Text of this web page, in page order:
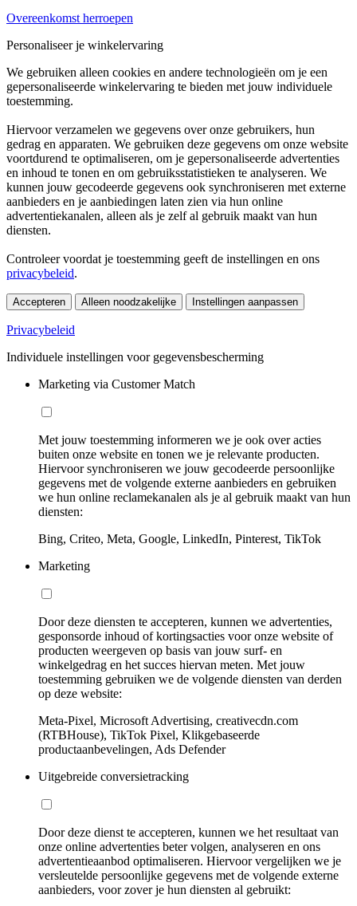
Overeenkomst herroepen
Personaliseer je winkelervaring
We gebruiken alleen cookies en andere technologieën om je een
gepersonaliseerde winkelervaring te bieden met jouw individuele
toestemming.
Hiervoor verzamelen we gegevens over onze gebruikers, hun
gedrag en apparaten. We gebruiken deze gegevens om onze website
voortdurend te optimaliseren, om je gepersonaliseerde advertenties
en inhoud te tonen en om gebruiksstatistieken te analyseren. We
kunnen jouw gecodeerde gegevens ook synchroniseren met externe
aanbieders en je aanbiedingen laten zien via hun online
advertentiekanalen, alleen als je zelf al gebruik maakt van hun
diensten.
Controleer voordat je toestemming geeft de instellingen en ons
privacybeleid.
Accepteren Alleen noodzakelijke Instellingen aanpassen
Privacybeleid
Individuele instellingen voor gegevensbescherming
Marketing via Customer Match
Met jouw toestemming informeren we je ook over acties
buiten onze website en tonen we je relevante producten.
Hiervoor synchroniseren we jouw gecodeerde persoonlijke
gegevens met de volgende externe aanbieders en gebruiken
we hun online reclamekanalen als je al gebruik maakt van hun
diensten:
Bing, Criteo, Meta, Google, LinkedIn, Pinterest, TikTok
Marketing
Door deze diensten te accepteren, kunnen we advertenties,
gesponsorde inhoud of kortingsacties voor onze website of
producten weergeven op basis van jouw surf- en
winkelgedrag en het succes hiervan meten. Met jouw
toestemming gebruiken we de volgende diensten van derden
op deze website:
Meta-Pixel, Microsoft Advertising, creativecdn.com
(RTBHouse), TikTok Pixel, Klikgebaseerde
productaanbevelingen, Ads Defender
Uitgebreide conversietracking
Door deze dienst te accepteren, kunnen we het resultaat van
onze online advertenties beter volgen, analyseren en ons
advertentieaanbod optimaliseren. Hiervoor vergelijken we je
versleutelde persoonlijke gegevens met de volgende externe
aanbieders, voor zover je hun diensten al gebruikt: